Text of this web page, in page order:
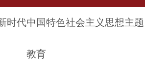
时代中国特色社会主义思想主题
教育